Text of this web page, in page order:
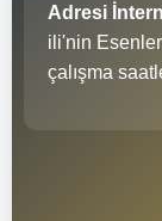
Adresi
ili'nin
çalışma